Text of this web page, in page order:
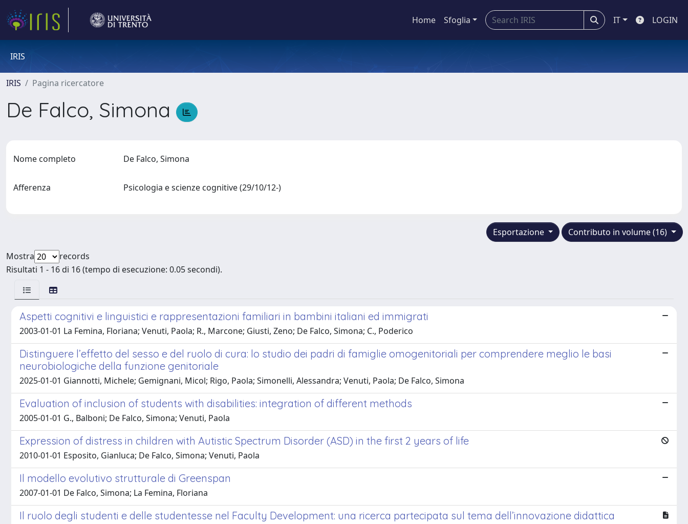
Home Sfoglia IT LOGIN
IRIS
IRIS Pagina ricercatore
De Falco, Simona
Nome completo De Falco, Simona
Afferenza Psicologia e scienze cognitive (29/10/12-)
Contributo in volume (16)
Esportazione
Mostra
records
Risultati 1 - 16 di 16 (tempo di esecuzione: 0.05 secondi).
Aspetti cognitivi e linguistici e rappresentazioni familiari in bambini italiani ed immigrati
2003-01-01 La Femina, Floriana; Venuti, Paola; R., Marcone; Giusti, Zeno; De Falco, Simona; C., Poderico
Distinguere l’effetto del sesso e del ruolo di cura: lo studio dei padri di famiglie omogenitoriali per comprendere meglio le basi
neurobiologiche della funzione genitoriale
2025-01-01 Giannotti, Michele; Gemignani, Micol; Rigo, Paola; Simonelli, Alessandra; Venuti, Paola; De Falco, Simona
Evaluation of inclusion of students with disabilities: integration of different methods
2005-01-01 G., Balboni; De Falco, Simona; Venuti, Paola
Expression of distress in children with Autistic Spectrum Disorder (ASD) in the first 2 years of life
2010-01-01 Esposito, Gianluca; De Falco, Simona; Venuti, Paola
Il modello evolutivo strutturale di Greenspan
2007-01-01 De Falco, Simona; La Femina, Floriana
Il ruolo degli studenti e delle studentesse nel Faculty Development: una ricerca partecipata sul tema dell’innovazione didattica